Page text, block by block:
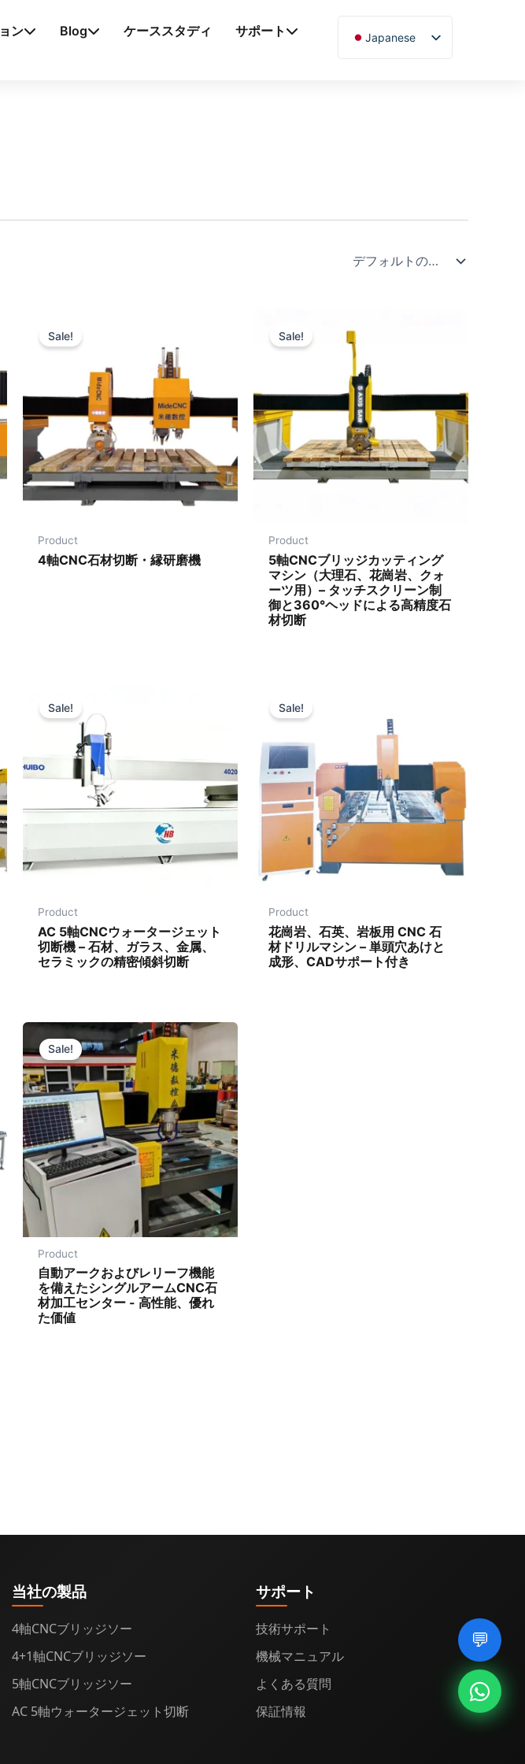
ン Blog ケーススタディ サポート
Japanese
English
Arabic
Uzbek
💬
Sale!
Product
4軸CNC石材切断・縁研磨機
Sale!
Product
5軸CNCブリッジカッティング
マシン（大理石、花崗岩、クォ
ーツ用）– タッチスクリーン制
御と360°ヘッドによる高精度石
材切断
Sale!
Product
AC 5軸CNCウォータージェット
切断機 – 石材、ガラス、金属、
セラミックの精密傾斜切断
Sale!
Product
花崗岩、石英、岩板用 CNC 石
材ドリルマシン – 単頭穴あけと
成形、CADサポート付き
Sale!
Product
自動アークおよびレリーフ機能
を備えたシングルアームCNC石
材加工センター - 高性能、優れ
た価値
当社の製品
4軸CNCブリッジソー
4+1軸CNCブリッジソー
5軸CNCブリッジソー
AC 5軸ウォータージェット切断
サポート
技術サポート
機械マニュアル
よくある質問
保証情報